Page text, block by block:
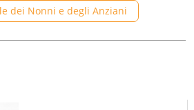
dei Nonni e degli Anziani